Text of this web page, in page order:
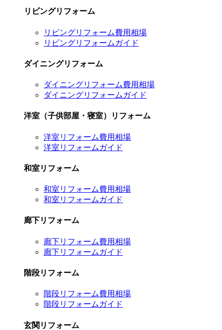
リビングリフォーム
リビングリフォーム費用相場
リビングリフォームガイド
ダイニングリフォーム
ダイニングリフォーム費用相場
ダイニングリフォームガイド
洋室（子供部屋・寝室）リフォーム
洋室リフォーム費用相場
洋室リフォームガイド
和室リフォーム
和室リフォーム費用相場
和室リフォームガイド
廊下リフォーム
廊下リフォーム費用相場
廊下リフォームガイド
階段リフォーム
階段リフォーム費用相場
階段リフォームガイド
玄関リフォーム